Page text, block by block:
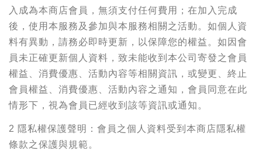
入成為本商店會員，無須支付任何費用；在加入完成
後，使用本服務及參加與本服務相關之活動。如個人資
料有異動，請務必即時更新，以保障您的權益。如因會
員未正確更新個人資料，致未能收到本公司寄發之會員
權益、消費優惠、活動內容等相關資訊，或變更、終止
會員權益、消費優惠、活動內容之通知，會員同意在此
情形下，視為會員已經收到該等資訊或通知。
2 隱私權保護聲明：會員之個人資料受到本商店隱私權
條款之保護與規範。